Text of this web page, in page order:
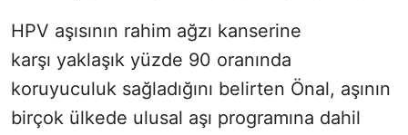
HPV aşısının rahim ağzı kanserine
karşı yaklaşık yüzde 90 oranında
koruyuculuk sağladığını belirten Önal, aşının
birçok ülkede ulusal aşı programına dahil